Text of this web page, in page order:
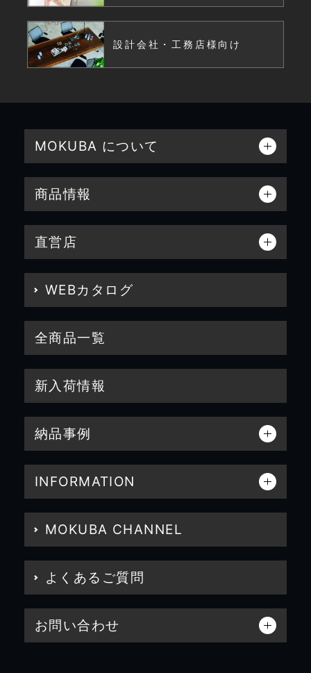
設計会社・工務店様向け
MOKUBA について
商品情報
直営店
WEBカタログ
全商品一覧
新入荷情報
納品事例
INFORMATION
MOKUBA CHANNEL
よくあるご質問
お問い合わせ